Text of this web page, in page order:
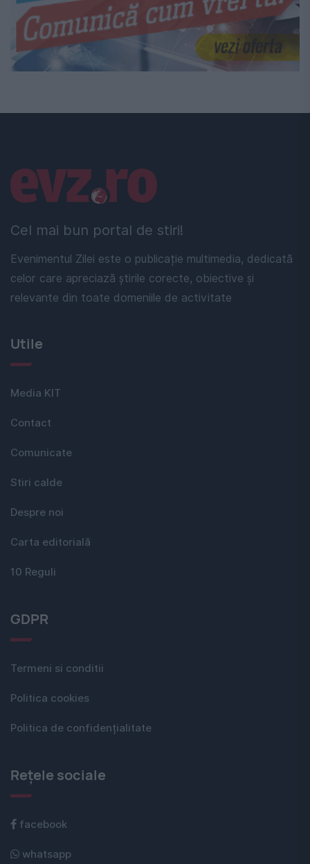
Cel mai bun portal de stiri!
Evenimentul Zilei este o publicație multimedia, dedicată
celor care apreciază știrile corecte, obiective și
relevante din toate domeniile de activitate
Linkuri utile
Utile
Media KIT
Contact
Comunicate
Stiri calde
Despre noi
Carta editorială
10 Reguli
GDPR
Termeni si conditii
Politica cookies
Politica de confidențialitate
Rețele sociale
facebook
whatsapp